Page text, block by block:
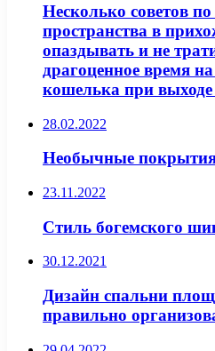
Несколько советов
пространства в
опаздывать и не
драгоценное время
кошелька при выходе
28.02.2022
Необычные покрытия
23.11.2022
Стиль богемского
30.12.2021
Дизайн спальни
правильно